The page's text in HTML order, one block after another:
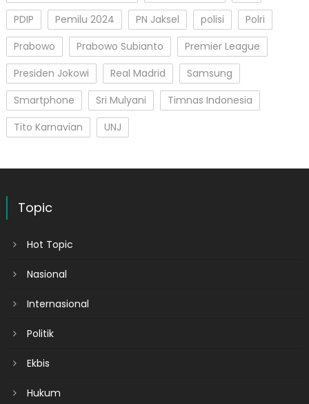
PDIP
Pemilu 2024 PN Jaksel polisi
Polri
Prabowo
Prabowo Subianto
Premier League
Presiden Jokowi
Real Madrid
Samsung
Smartphone
Sri Mulyani
Timnas Indonesia
Tito Karnavian
UNJ
Topic
Hot Topic
Nasional
Internasional
Politik
Ekbis
Hukum